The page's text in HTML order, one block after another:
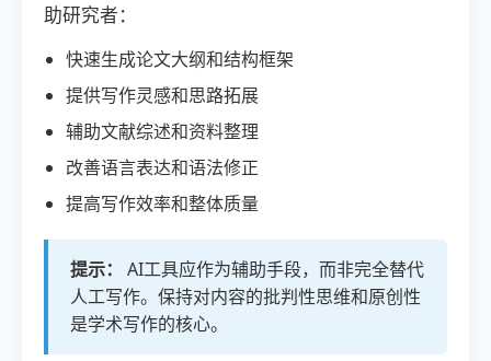
助研究者：
快速生成论文大纲和结构框架
提供写作灵感和思路拓展
辅助文献综述和资料整理
改善语言表达和语法修正
提高写作效率和整体质量
提示：
AI工具应作为辅助手段，而非完全替代
人工写作。保持对内容的批判性思维和原创性
是学术写作的核心。